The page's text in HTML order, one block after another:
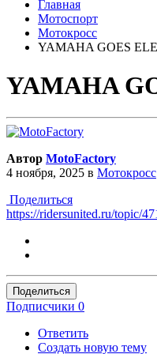
Главная
Мотоспорт
Мотокросс
YAMAHA GOES
YAMAHA
Автор MotoFactory
4 ноября, 2025 в Мотокросс
Поделиться
https://ridersunited.ru/topic/
Поделиться
Подписчики 0
Ответить
Создать новую тему